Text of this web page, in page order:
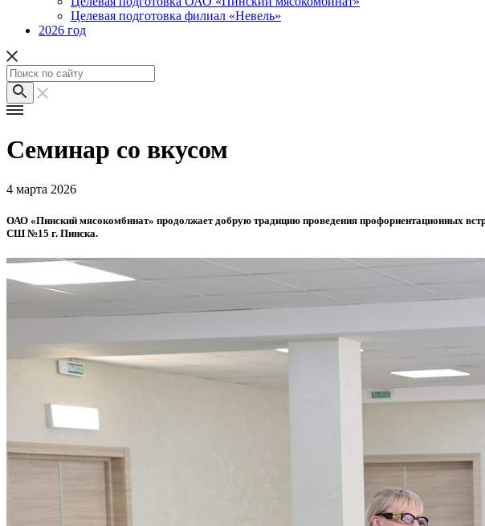
Целевая подготовка филиал «Невель»
2026 год
Семинар со вкусом
4 марта 2026
ОАО «Пинский мясокомбинат» продолжает добрую традицию проведения профориентационных
СШ №15 г. Пинска.